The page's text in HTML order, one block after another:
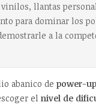
llantas
para dominar los
a la
abanico de power-
el nivel de